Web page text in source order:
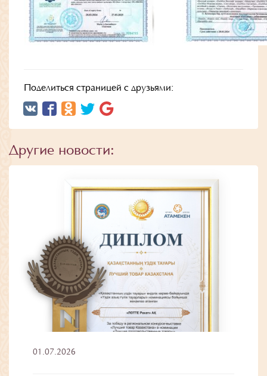
Поделиться страницей с друзьями:
Другие новости:
01.07.2026